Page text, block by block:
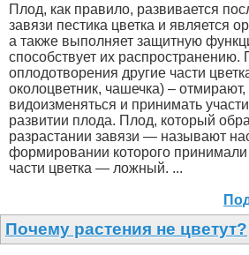
Плод, как правило, развивается
завязи пестика цветка и является
а также выполняет защитную
способствует их распространению.
оплодотворения другие части
околоцветник, чашечка) – отмирают,
видоизменяться и принимать
развитии плода. Плод, который
разрастании завязи — называют
формировании которого принимали
части цветка — ложный. ...
Почему растения не цветут?